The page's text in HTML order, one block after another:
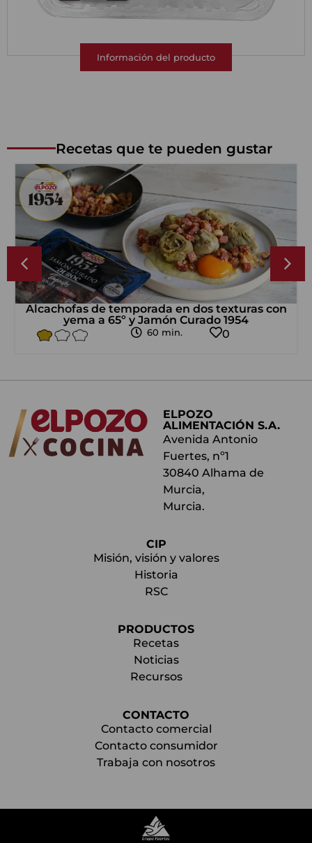
Información del producto
Recetas que te pueden gustar
Alcachofas de temporada en dos texturas con
yema a 65º y Jamón Curado 1954
60 min. 0
ELPOZO
ALIMENTACIÓN S.A.
Avenida Antonio
Fuertes, nº1
30840 Alhama de
Murcia,
Murcia.
CIP
Misión, visión y valores
Historia
RSC
PRODUCTOS
Recetas
Noticias
Recursos
CONTACTO
Contacto comercial
Contacto consumidor
Trabaja con nosotros